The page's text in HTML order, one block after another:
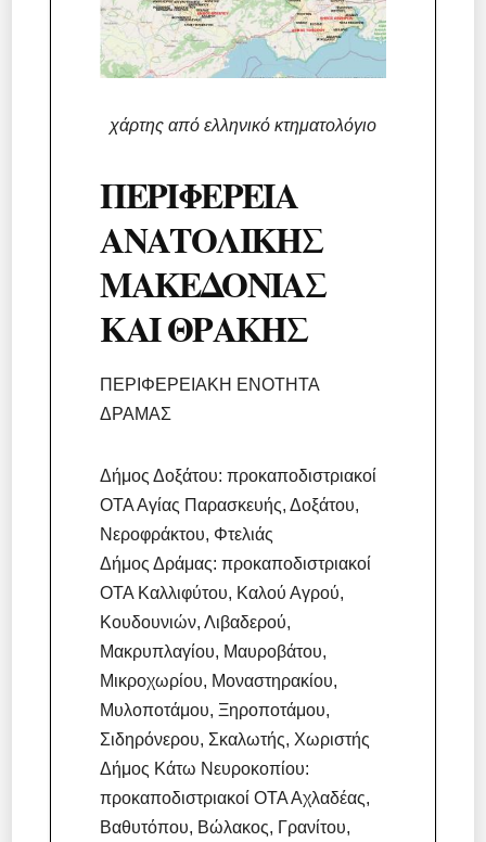
χάρτης από ελληνικό κτηματολόγιο
ΠΕΡΙΦΕΡΕΙΑ
ΑΝΑΤΟΛΙΚΗΣ
ΜΑΚΕΔΟΝΙΑΣ
ΚΑΙ ΘΡΑΚΗΣ
ΠΕΡΙΦΕΡΕΙΑΚΗ ΕΝΟΤΗΤΑ
ΔΡΑΜΑΣ
Δήμος Δοξάτου: προκαποδιστριακοί
ΟΤΑ Αγίας Παρασκευής, Δοξάτου,
Νεροφράκτου, Φτελιάς
Δήμος Δράμας: προκαποδιστριακοί
ΟΤΑ Καλλιφύτου, Καλού Αγρού,
Κουδουνιών, Λιβαδερού,
Μακρυπλαγίου, Μαυροβάτου,
Μικροχωρίου, Μοναστηρακίου,
Μυλοποτάμου, Ξηροποτάμου,
Σιδηρόνερου, Σκαλωτής, Χωριστής
Δήμος Κάτω Νευροκοπίου:
προκαποδιστριακοί ΟΤΑ Αχλαδέας,
Βαθυτόπου, Βώλακος, Γρανίτου,